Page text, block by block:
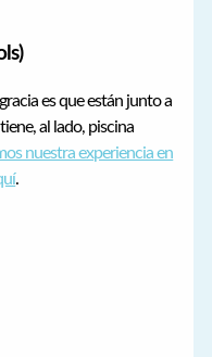
es que están junto a
al lado, piscina
nuestra experiencia en
.